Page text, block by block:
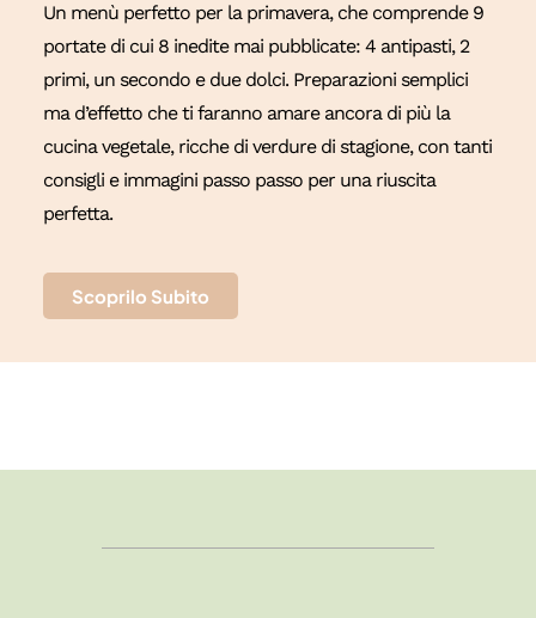
Un menù perfetto per la primavera, che comprende 9
portate di cui 8 inedite mai pubblicate: 4 antipasti, 2
primi, un secondo e due dolci. Preparazioni semplici
ma d’effetto che ti faranno amare ancora di più la
cucina vegetale, ricche di verdure di stagione, con tanti
consigli e immagini passo passo per una riuscita
perfetta.
Scoprilo Subito